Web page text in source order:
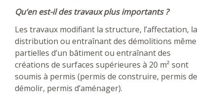
Qu’en est-il des travaux plus importants ?
Les travaux modifiant la structure, l’affectation, la
distribution ou entraînant des démolitions même
partielles d’un bâtiment ou entraînant des
créations de surfaces supérieures à 20 m² sont
soumis à permis (permis de construire, permis de
démolir, permis d’aménager).